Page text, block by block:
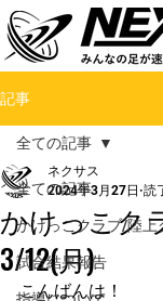
記事
全ての記事
かけっこクラブ/陸上
試合結果報告
全ての記事
かけっこク
3/12(月)
ネクサス
2024年3月27日 読
こんばんは！